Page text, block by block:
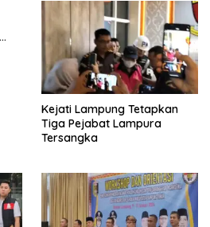
Kejati Lampung Tetapkan
Tiga Pejabat Lampura
Tersangka